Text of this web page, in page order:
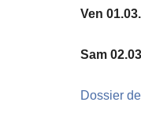
Ven
Sam
Dossier